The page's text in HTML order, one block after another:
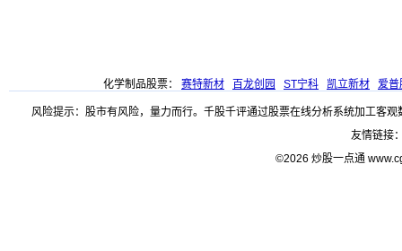
化学制品股票： 赛特新材 百龙创园 ST宁科 凯立新材 爱普
风险提示：股市有风险，量力而行。千股千评通过股票在线分析系统加工客
友情链接
©2026 炒股一点通